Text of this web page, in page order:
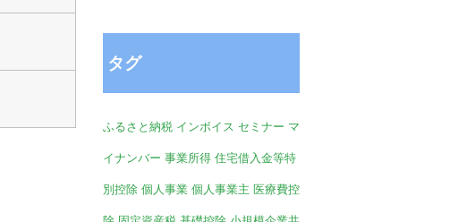
タグ
ふるさと納税 インボイス セミナー マ
イナンバー 事業所得 住宅借入金等特
別控除 個人事業 個人事業主 医療費控